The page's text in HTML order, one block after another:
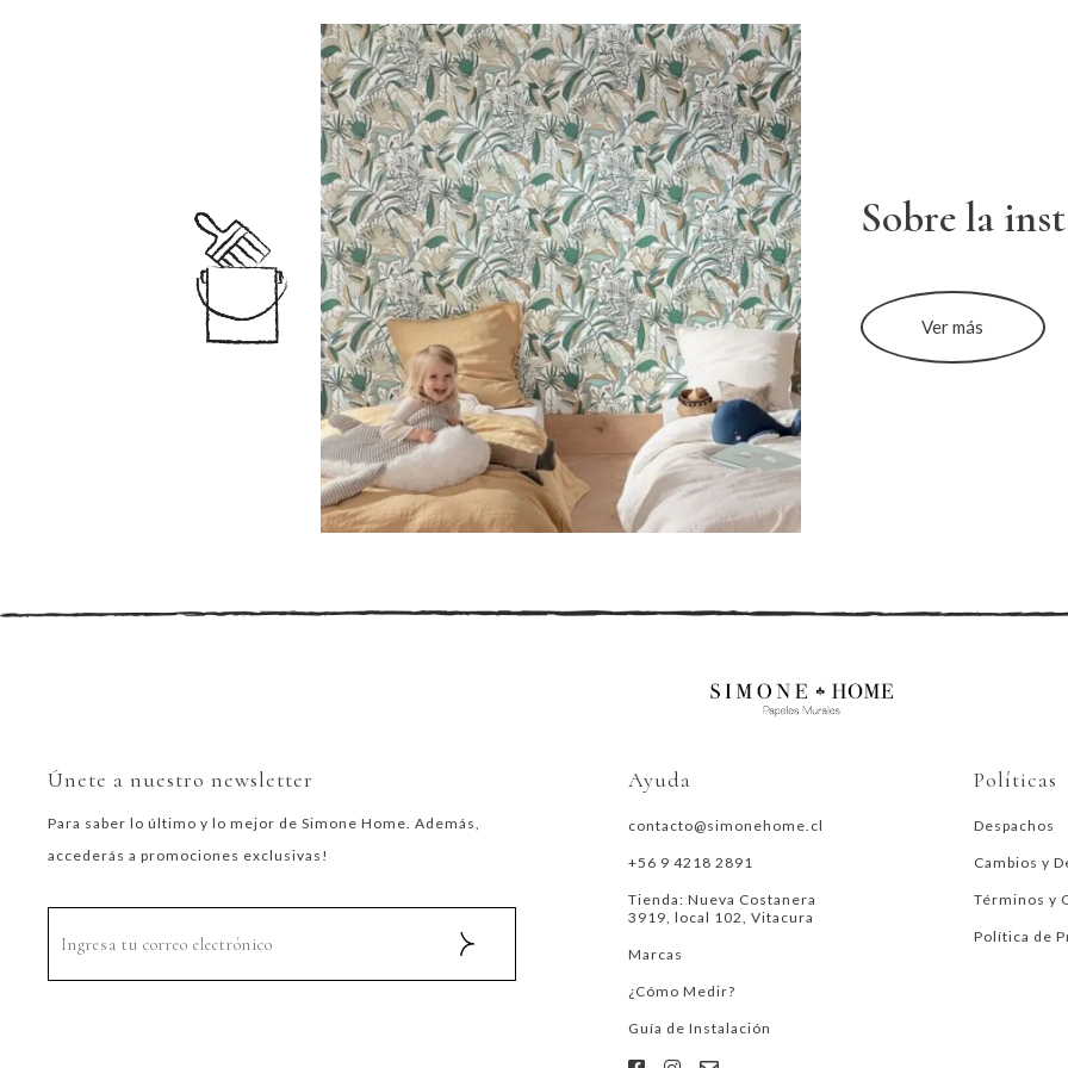
Sobre la
Ver más
Únete a nuestro newsletter
Para saber lo último y lo mejor de Simone Home. Además,
accederás a promociones exclusivas!
Ayuda
contacto@simonehome.cl
+56 9 4218 2891
Tienda: Nueva Costanera
3919, local 102, Vitacura
Marcas
¿Cómo Medir?
Guía de Instalación
Políticas
Despachos
Cambios y
Términos y
Política de